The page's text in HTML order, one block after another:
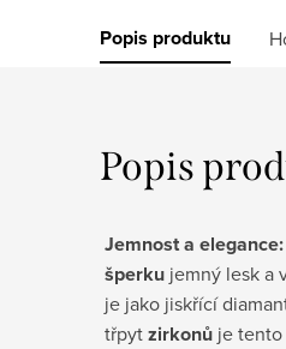
Popis produktu
Popis
Jemnost a
šperku jemný lesk a
je jako jiskřící
třpytzirkonů je tento